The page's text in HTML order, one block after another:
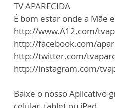
TV APARECIDA
É bom estar onde a Mãe
http://www.A12.com/
http://facebook.com/
http://twitter.com/
http://instagram.com/
Baixe o nosso Aplicativo